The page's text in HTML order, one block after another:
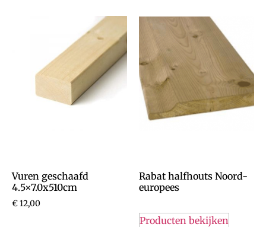
Vuren geschaafd
4.5×7.0x510cm
€12,00
Rabat halfhouts Noord-
europees
Producten bekijken